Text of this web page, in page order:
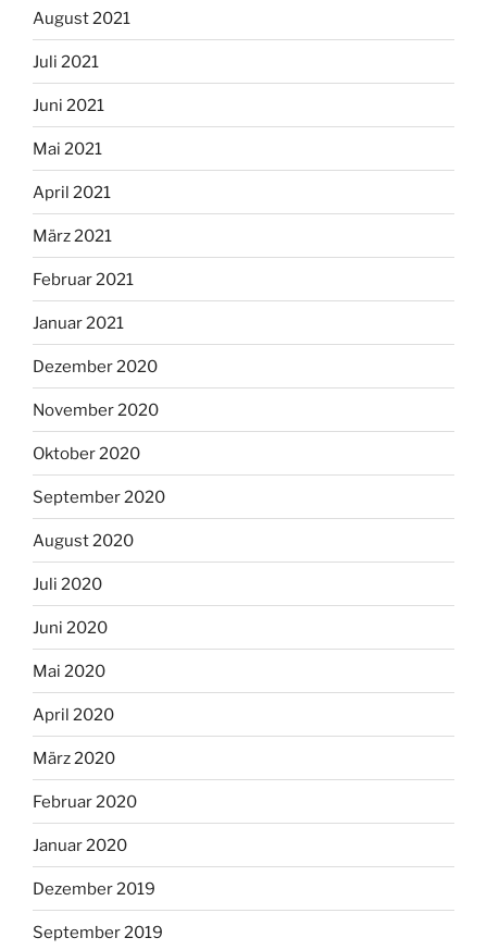
August 2021
Juli 2021
Juni 2021
Mai 2021
April 2021
März 2021
Februar 2021
Januar 2021
Dezember 2020
November 2020
Oktober 2020
September 2020
August 2020
Juli 2020
Juni 2020
Mai 2020
April 2020
März 2020
Februar 2020
Januar 2020
Dezember 2019
September 2019